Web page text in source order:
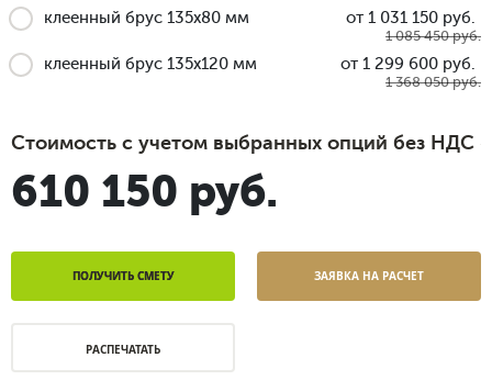
клеенный брус 135x80 мм от 1 031 150 руб.
1 085 450 руб.
клеенный брус 135x120 мм от 1 299 600 руб.
1 368 050 руб.
Стоимость с учетом выбранных опций без НДС
610 150 руб.
ПОЛУЧИТЬ СМЕТУ ЗАЯВКА НА РАСЧЕТ
РАСПЕЧАТАТЬ